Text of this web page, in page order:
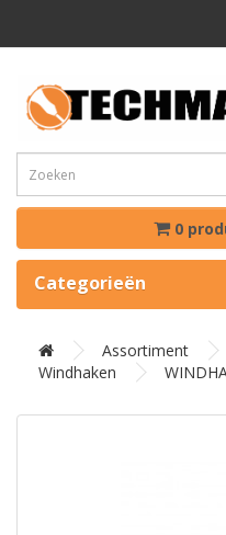
0
Categorieën
Assortiment
Windhaken